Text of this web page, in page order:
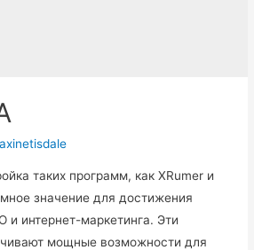
таких программ, как XRumer и
значение для достижения
и интернет-маркетинга. Эти
мощные возможности для